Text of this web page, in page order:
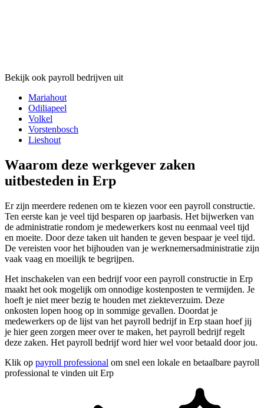
Bekijk ook payroll bedrijven uit
Mariahout
Odiliapeel
Volkel
Vorstenbosch
Lieshout
Waarom deze werkgever zaken
uitbesteden in Erp
Er zijn meerdere redenen om te kiezen voor een payroll constructie.
Ten eerste kan je veel tijd besparen op jaarbasis. Het bijwerken van
de administratie rondom je medewerkers kost nu eenmaal veel tijd
en moeite. Door deze taken uit handen te geven bespaar je veel tijd.
De vereisten voor het bijhouden van je werknemersadministratie zijn
vaak vaag en moeilijk te begrijpen.
Het inschakelen van een bedrijf voor een payroll constructie in Erp
maakt het ook mogelijk om onnodige kostenposten te vermijden. Je
hoeft je niet meer bezig te houden met ziekteverzuim. Deze
onkosten lopen hoog op in sommige gevallen. Doordat je
medewerkers op de lijst van het payroll bedrijf in Erp staan hoef jij
je hier geen zorgen meer over te maken, het payroll bedrijf regelt
deze zaken. Het payroll bedrijf word hier wel voor betaald door jou.
Klik op payroll professional om snel een lokale en betaalbare payroll
professional te vinden uit Erp